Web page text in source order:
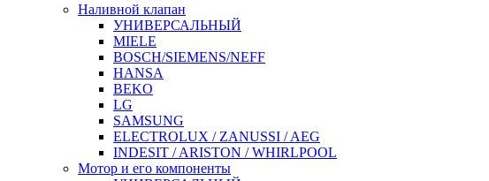
Наливной клапан
УНИВЕРСАЛЬНЫЙ
MIELE
BOSCH/SIEMENS/NEFF
HANSA
BEKO
LG
SAMSUNG
ELECTROLUX / ZANUSSI / AEG
INDESIT / ARISTON / WHIRLPOOL
Мотор и его компоненты